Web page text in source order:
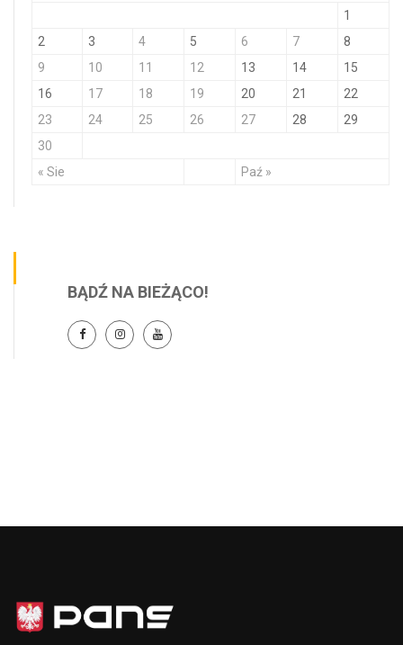
« Sie Paź »
1
2
3 4 5 6 7
8
9
10 11 12 13 14
15
16
17 18 19 20 21
22
23
24 25 26 27 28
29
30
BĄDŹ NA BIEŻĄCO!